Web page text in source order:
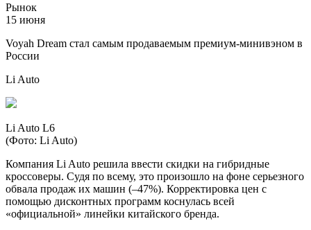
Рынок
15 июня
Voyah Dream стал самым продаваемым премиум-минивэном в
России
Li Auto
Li Auto L6
(Фото: Li Auto)
Компания Li Auto решила ввести скидки на гибридные
кроссоверы. Судя по всему, это произошло на фоне серьезного
обвала продаж их машин (–47%). Корректировка цен с
помощью дисконтных программ коснулась всей
«официальной» линейки китайского бренда.